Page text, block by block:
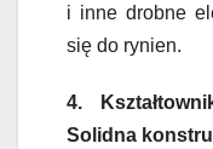
i inne drobne
się do rynien.
4.
Solidna